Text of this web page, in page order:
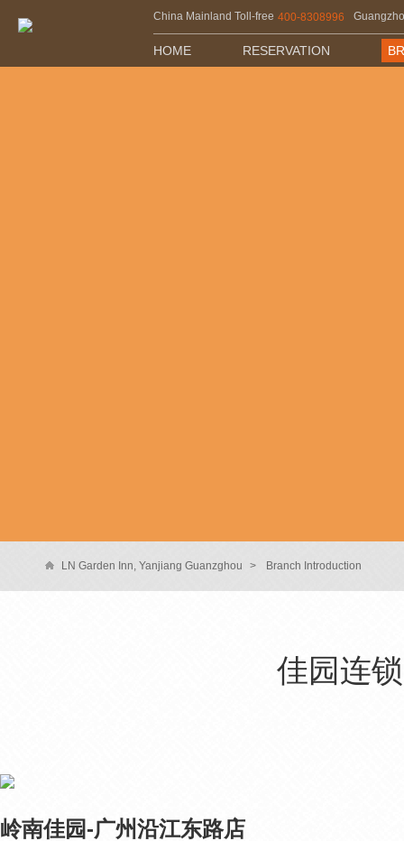
China Mainland Toll-free 400-8308996
HOME RESERVATION
LN Garden Inn, Yanjiang Guanzghou > Branch Introduction
佳园连
岭南佳园-广州沿江东路店